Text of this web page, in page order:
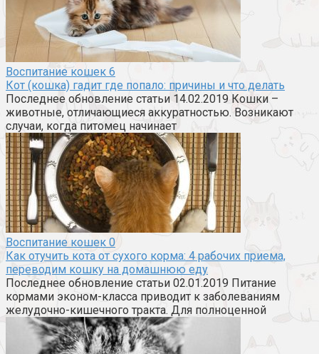
Воспитание кошек 6
Кот (кошка) гадит где попало: причины и что делать
Последнее обновление статьи 14.02.2019 Кошки –
животные, отличающиеся аккуратностью. Возникают
случаи, когда питомец начинает
Воспитание кошек 0
Как отучить кота от сухого корма: 4 рабочих приема,
переводим кошку на домашнюю еду
Последнее обновление статьи 02.01.2019 Питание
кормами эконом-класса приводит к заболеваниям
желудочно-кишечного тракта. Для полноценной